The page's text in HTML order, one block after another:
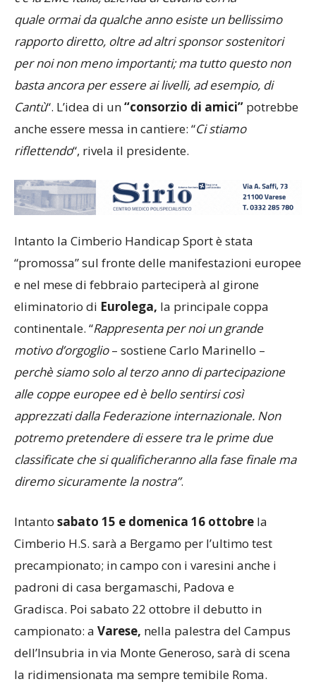
quale ormai da qualche anno esiste un bellissimo
rapporto diretto, oltre ad altri sponsor sostenitori
per noi non meno importanti; ma tutto questo non
basta ancora per essere ai livelli, ad esempio, di
Cantù“. L’idea di un“consorzio di amici” potrebbe
anche essere messa in cantiere: “Ci stiamo
riflettendo“, rivela il presidente.
Intanto la Cimberio Handicap Sport è stata
“promossa” sul fronte delle manifestazioni europee
e nel mese di febbraio parteciperà al girone
eliminatorio di Eurolega, la principale coppa
continentale. “Rappresenta per noi un grande
motivo d’orgoglio– sostiene Carlo Marinello –
perchè siamo solo al terzo anno di partecipazione
alle coppe europee ed è bello sentirsi così
apprezzati dalla Federazione internazionale. Non
potremo pretendere di essere tra le prime due
classificate che si qualificheranno alla fase finale ma
diremo sicuramente la nostra”.
Intanto sabato 15 e domenica 16 ottobre la
Cimberio H.S. sarà a Bergamo per l’ultimo test
precampionato; in campo con i varesini anche i
padroni di casa bergamaschi, Padova e
Gradisca. Poi sabato 22 ottobre il debutto in
campionato: a Varese, nella palestra del Campus
dell’Insubria in via Monte Generoso, sarà di scena
la ridimensionata ma sempre temibile Roma.